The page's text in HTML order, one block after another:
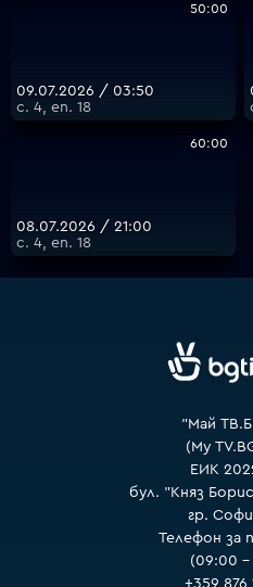
50:00
09.07.2026 / 03:50
с. 4, еп. 18
60:00
08.07.2026 / 21:00
с. 4, еп. 18
"Май
(My
ЕИК
бул. "Княз
гр.
Телефон за
(09:00 –
+359 876